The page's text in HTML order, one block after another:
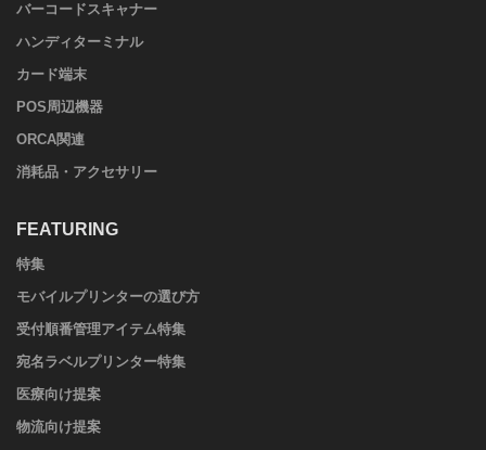
バーコードスキャナー
ハンディターミナル
カード端末
POS周辺機器
ORCA関連
消耗品・アクセサリー
FEATURING
特集
モバイルプリンターの選び方
受付順番管理アイテム特集
宛名ラベルプリンター特集
医療向け提案
物流向け提案